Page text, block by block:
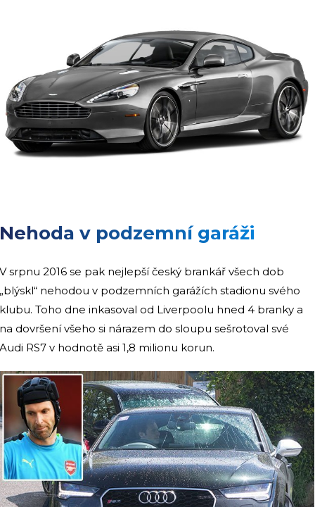
v podzemní garáži
srpnu 2016 se pak nejlepší český brankář všech dob
nehodou v podzemních garážích stadionu svého
Toho dne inkasoval od Liverpoolu hned 4 branky a
dovršení všeho si nárazem do sloupu sešrotoval své
RS7 v hodnotě asi 1,8 milionu korun.